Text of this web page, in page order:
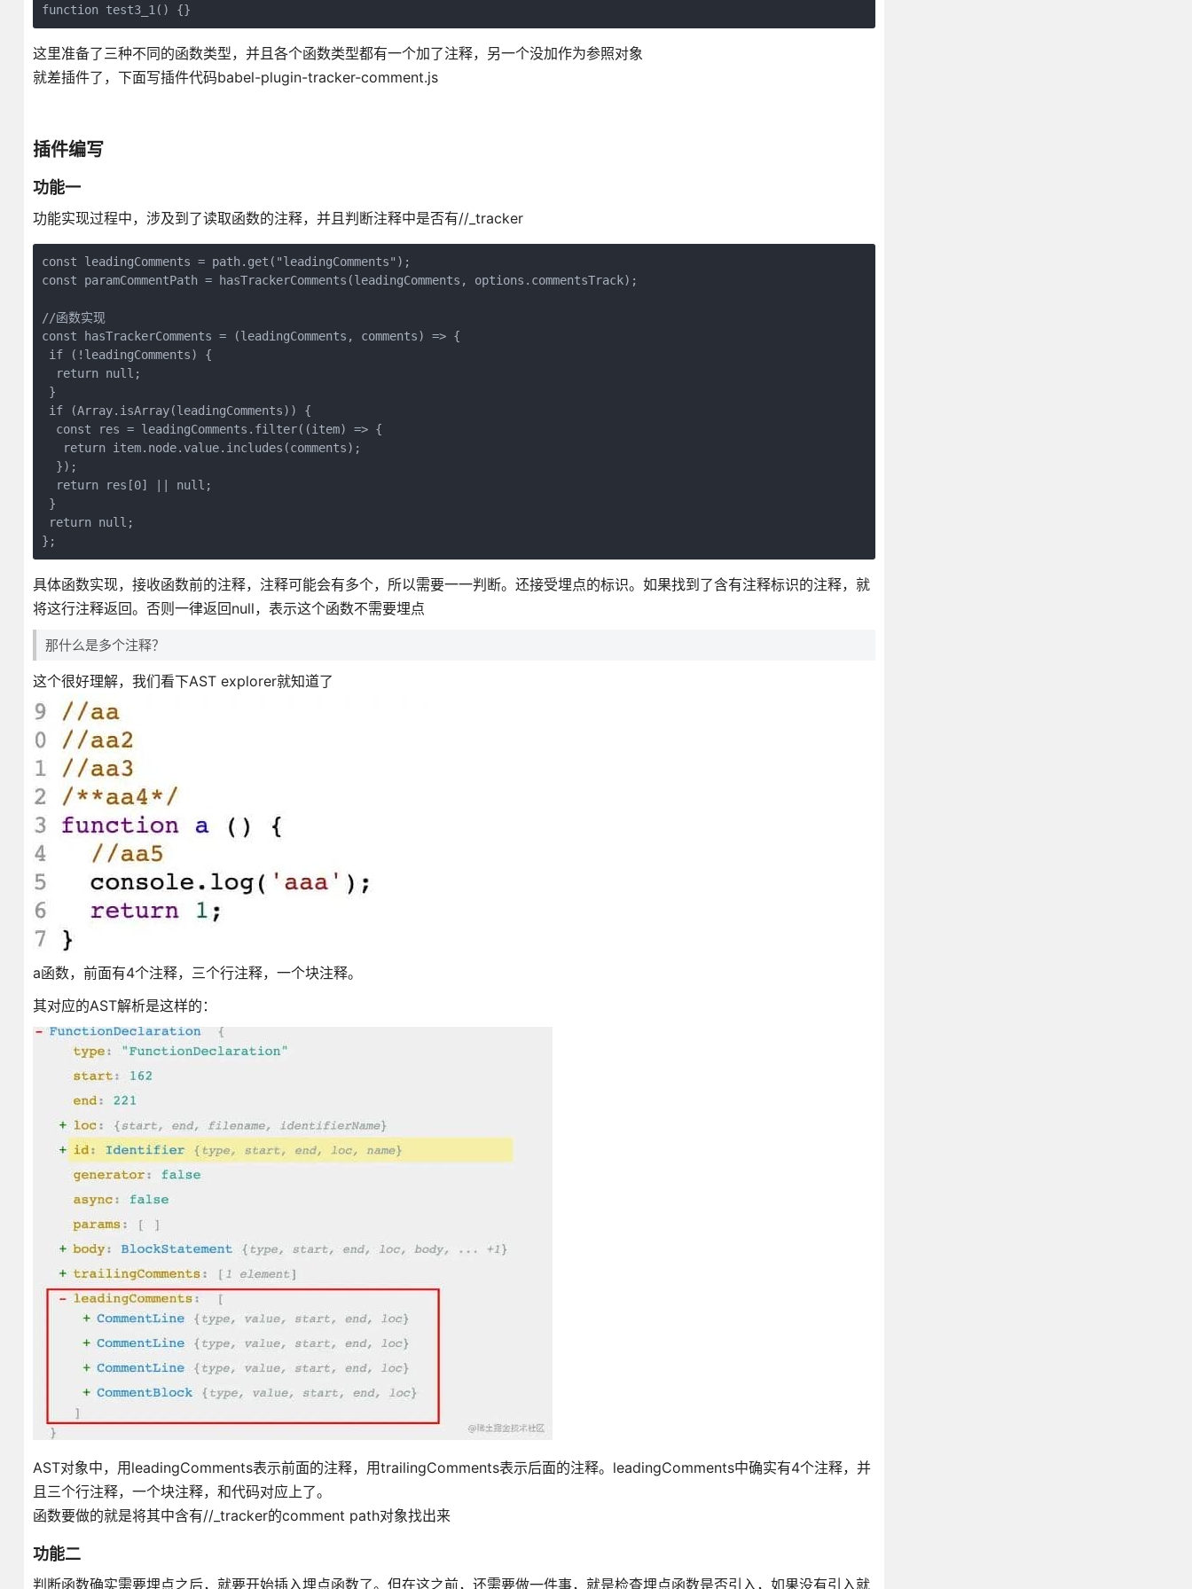
function test3_1() {}
这里准备了三种不同的函数类型，并且各个函数类型都有一个加了注释，另一个没加作为参照对象
就差插件了，下面写插件代码babel-plugin-tracker-comment.js
插件编写
功能一
功能实现过程中，涉及到了读取函数的注释，并且判断注释中是否有//_tracker
const leadingComments = path.get("leadingComments");
const paramCommentPath = hasTrackerComments(leadingComments, options.commentsTrack);
//函数实现
const hasTrackerComments = (leadingComments, comments) => {
if (!leadingComments) {
  return null;
}
if (Array.isArray(leadingComments)) {
  const res = leadingComments.filter((item) => {
   return item.node.value.includes(comments);
  });
  return res[0] || null;
}
return null;
};
具体函数实现，接收函数前的注释，注释可能会有多个，所以需要一一判断。还接受埋点的标识。如果找到了含有注释标识的注释，就
将这行注释返回。否则一律返回null，表示这个函数不需要埋点
那什么是多个注释？
这个很好理解，我们看下AST explorer就知道了
a函数，前面有4个注释，三个行注释，一个块注释。
其对应的AST解析是这样的：
AST对象中，用leadingComments表示前面的注释，用trailingComments表示后面的注释。leadingComments中确实有4个注释，并
且三个行注释，一个块注释，和代码对应上了。
函数要做的就是将其中含有//_tracker的comment path对象找出来
功能二
判断函数确实需要埋点之后，就要开始插入埋点函数了。但在这之前，还需要做一件事，就是检查埋点函数是否引入，如果没有引入就